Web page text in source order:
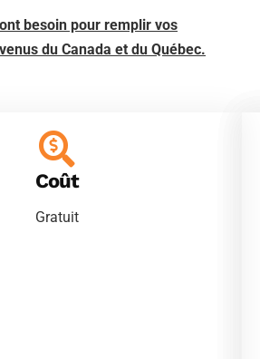
besoin pour remplir vos
du Canada et du Québec.
Coût
Gratuit